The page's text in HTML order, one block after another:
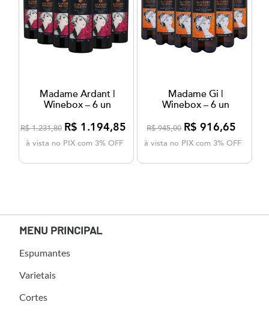
Madame Ardant |
Winebox – 6 un
R$ 1.231,80 R$ 1.194,85
à vista no PIX com 3% OFF
Madame Gi |
Winebox – 6 un
R$ 945,00 R$ 916,65
à vista no PIX com 3% OFF
MENU PRINCIPAL
Espumantes
Varietais
Cortes